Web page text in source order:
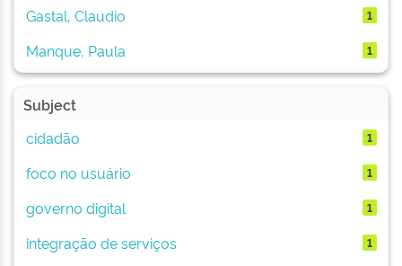
Gastal, Claudio 1
Manque, Paula 1
Subject
cidadão
1
foco no usuário 1
governo digital 1
integração de serviços 1